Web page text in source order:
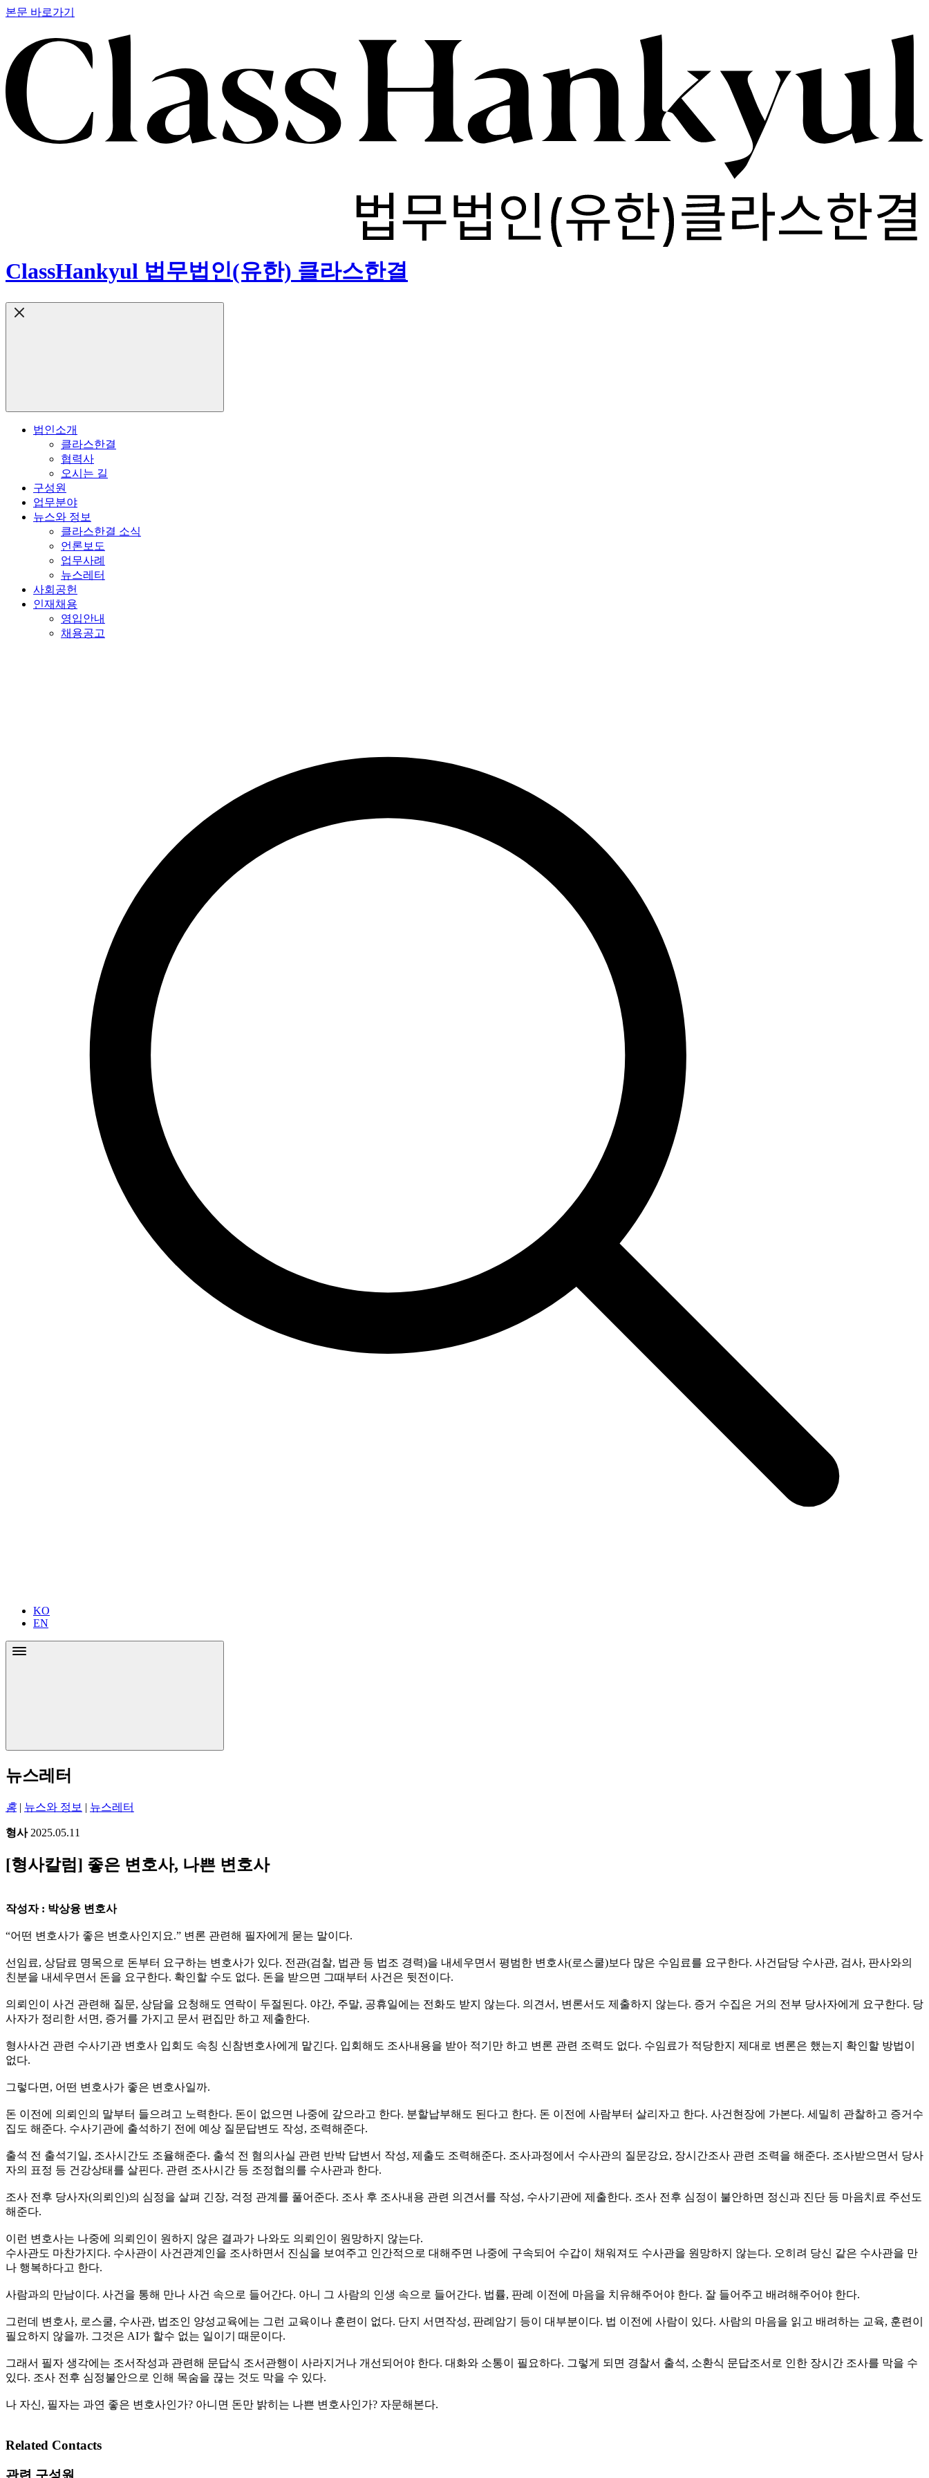
본문 바로가기
ClassHankyul 법무법인(유한) 클라스한결
법인소개
클라스한결
협력사
오시는 길
구성원
업무분야
뉴스와 정보
클라스한결 소식
언론보도
업무사례
뉴스레터
사회공헌
인재채용
영입안내
채용공고
KO
EN
뉴스레터
홈 | 뉴스와 정보 | 뉴스레터
형사 2025.05.11
[형사칼럼] 좋은 변호사, 나쁜 변호사
작성자 : 박상융 변호사
“어떤 변호사가 좋은 변호사인지요.” 변론 관련해 필자에게 묻는 말이다.
선임료, 상담료 명목으로 돈부터 요구하는 변호사가 있다. 전관(검찰, 법관 등 법조 경력)을 내세우면서 평범한 변호사(로스쿨)보다 많은 수임료를 요구한다. 사건담당 수사관, 검사, 판사와의
친분을 내세우면서 돈을 요구한다. 확인할 수도 없다. 돈을 받으면 그때부터 사건은 뒷전이다.
의뢰인이 사건 관련해 질문, 상담을 요청해도 연락이 두절된다. 야간, 주말, 공휴일에는 전화도 받지 않는다. 의견서, 변론서도 제출하지 않는다. 증거 수집은 거의 전부 당사자에게 요구한다. 당
사자가 정리한 서면, 증거를 가지고 문서 편집만 하고 제출한다.
형사사건 관련 수사기관 변호사 입회도 속칭 신참변호사에게 맡긴다. 입회해도 조사내용을 받아 적기만 하고 변론 관련 조력도 없다. 수임료가 적당한지 제대로 변론은 했는지 확인할 방법이
없다.
그렇다면, 어떤 변호사가 좋은 변호사일까.
돈 이전에 의뢰인의 말부터 들으려고 노력한다. 돈이 없으면 나중에 갚으라고 한다. 분할납부해도 된다고 한다. 돈 이전에 사람부터 살리자고 한다. 사건현장에 가본다. 세밀히 관찰하고 증거수
집도 해준다. 수사기관에 출석하기 전에 예상 질문답변도 작성, 조력해준다.
출석 전 출석기일, 조사시간도 조율해준다. 출석 전 혐의사실 관련 반박 답변서 작성, 제출도 조력해준다. 조사과정에서 수사관의 질문강요, 장시간조사 관련 조력을 해준다. 조사받으면서 당사
자의 표정 등 건강상태를 살핀다. 관련 조사시간 등 조정협의를 수사관과 한다.
조사 전후 당사자(의뢰인)의 심정을 살펴 긴장, 걱정 관계를 풀어준다. 조사 후 조사내용 관련 의견서를 작성, 수사기관에 제출한다. 조사 전후 심정이 불안하면 정신과 진단 등 마음치료 주선도
해준다.
이런 변호사는 나중에 의뢰인이 원하지 않은 결과가 나와도 의뢰인이 원망하지 않는다.
수사관도 마찬가지다. 수사관이 사건관계인을 조사하면서 진심을 보여주고 인간적으로 대해주면 나중에 구속되어 수갑이 채워져도 수사관을 원망하지 않는다. 오히려 당신 같은 수사관을 만
나 행복하다고 한다.
사람과의 만남이다. 사건을 통해 만나 사건 속으로 들어간다. 아니 그 사람의 인생 속으로 들어간다. 법률, 판례 이전에 마음을 치유해주어야 한다. 잘 들어주고 배려해주어야 한다.
그런데 변호사, 로스쿨, 수사관, 법조인 양성교육에는 그런 교육이나 훈련이 없다. 단지 서면작성, 판례암기 등이 대부분이다. 법 이전에 사람이 있다. 사람의 마음을 읽고 배려하는 교육, 훈련이
필요하지 않을까. 그것은 AI가 할수 없는 일이기 때문이다.
그래서 필자 생각에는 조서작성과 관련해 문답식 조서관행이 사라지거나 개선되어야 한다. 대화와 소통이 필요하다. 그렇게 되면 경찰서 출석, 소환식 문답조서로 인한 장시간 조사를 막을 수
있다. 조사 전후 심정불안으로 인해 목숨을 끊는 것도 막을 수 있다.
나 자신, 필자는 과연 좋은 변호사인가? 아니면 돈만 밝히는 나쁜 변호사인가? 자문해본다.
Related Contacts
관련 구성원